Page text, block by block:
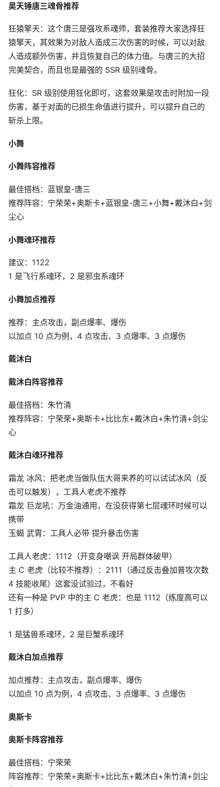
昊天锤唐三魂骨推荐
狂猿擎天：这个唐三是强攻系魂师，套装推荐大家选择狂
猿擎天，其效果为对敌人造成三次伤害的时候，可以对敌
人造成额外伤害，并且恢复自己的体力值。与唐三的大招
完美契合，而且也是最强的 SSR 级别魂骨。
狂化：SR 级别使用狂化即可，这套效果是攻击时附加一段
伤害，基于对面的已损生命值进行提升，可以提升自己的
斩杀上限。
小舞
小舞阵容推荐
最佳搭档：蓝银皇-唐三
推荐阵容：宁荣荣+奥斯卡+蓝银皇-唐三+小舞+戴沐白+剑
尘心
小舞魂环推荐
建议：1122
1 是飞行系魂环，2 是邪虫系魂环
小舞加点推荐
推荐：主点攻击，副点爆率、爆伤
以加点 10 点为例，4 点攻击、3 点爆率、3 点爆伤
戴沐白
戴沐白阵容推荐
最佳搭档：朱竹清
推荐阵容：宁荣荣+奥斯卡+比比东+戴沐白+朱竹清+剑尘
心
戴沐白魂环推荐
霜龙 冰风：把老虎当做队伍大哥来养的可以试试冰风（反
击可以触发），工具人老虎不推荐
霜龙 巨龙吼：万金油通用，在没获得第七层魂环时候可以
携带
玉蝎 武胄：工具人必带 提升暴击伤害
工具人老虎：1112（开变身嘲讽 开局群体破甲）
主 C 老虎（比较不推荐）：2111（通过反击叠加普攻次数
4 技能收尾）这套没试验过，不看好
还有一种是 PVP 中的主 C 老虎：也是 1112（练度高可以
1 打多）
1 是猛兽系魂环，2 是巨蟹系魂环
戴沐白加点推荐
加点推荐：主点攻击，副点爆率、爆伤
以加点 10 点为例，4 点攻击、3 点爆率、3 点爆伤
奥斯卡
奥斯卡阵容推荐
最佳搭档：宁荣荣
阵容推荐：宁荣荣+奥斯卡+比比东+戴沐白+朱竹清+剑尘